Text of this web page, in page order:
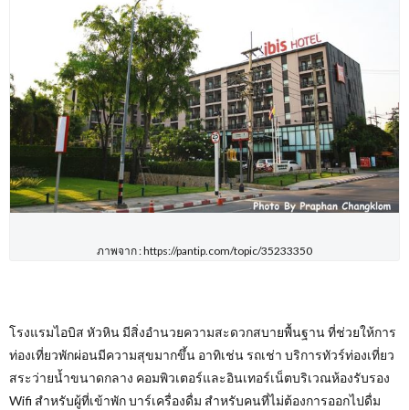
ภาพจาก : https://pantip.com/topic/35233350
โรงแรมไอบิส หัวหิน มีสิ่งอำนวยความสะดวกสบายพื้นฐาน ที่ช่วยให้การ
ท่องเที่ยวพักผ่อนมีความสุขมากขึ้น อาทิเช่น รถเช่า บริการทัวร์ท่องเที่ยว
สระว่ายน้ำขนาดกลาง คอมพิวเตอร์และอินเทอร์เน็ตบริเวณห้องรับรอง
Wifi สำหรับผู้ที่เข้าพัก บาร์เครื่องดื่ม สำหรับคนที่ไม่ต้องการออกไปดื่ม